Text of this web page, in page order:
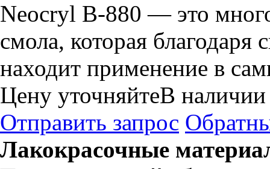
Neocryl B-880 — это
смола, которая
находит применение в
Цену уточняйтеВ наличии
Отправить запрос
Лакокрасочные